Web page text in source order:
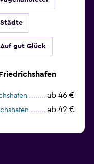
Auf gut Glück
ab 46 €
ab 42 €